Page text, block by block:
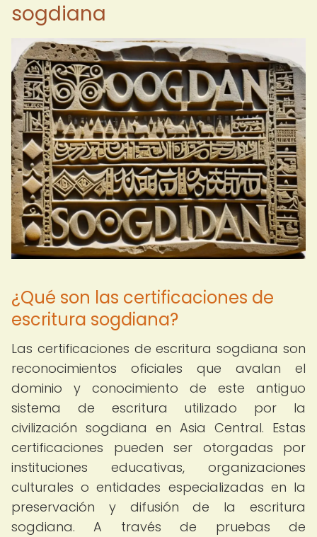
sogdiana
¿Qué son las certificaciones de
escritura sogdiana?
Las certificaciones de escritura sogdiana son
reconocimientos oficiales que avalan el
dominio y conocimiento de este antiguo
sistema de escritura utilizado por la
civilización sogdiana en Asia Central. Estas
certificaciones pueden ser otorgadas por
instituciones educativas, organizaciones
culturales o entidades especializadas en la
preservación y difusión de la escritura
sogdiana. A través de pruebas de